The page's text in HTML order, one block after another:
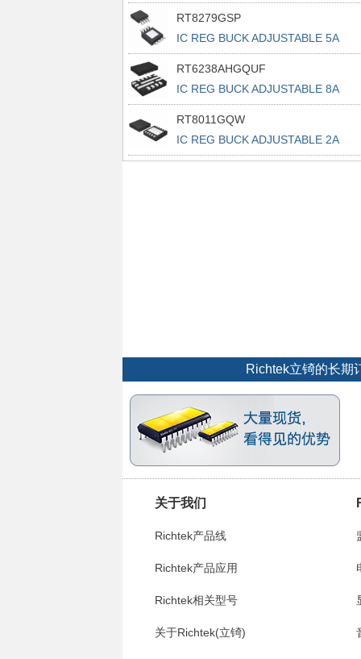
RT8279GSP
IC REG BUCK ADJUSTABLE 5A
8SOP
RT6238AHGQUF
IC REG BUCK ADJUSTABLE 8A
14UQFN
RT8011GQW
IC REG BUCK ADJUSTABLE 2A
10WDFN
Richtek立锜的长期
关于我们
Richtek产品线
Richtek产品应用
Richtek相关型号
关于Richtek(立锜)